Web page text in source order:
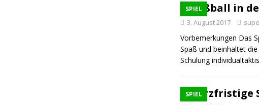
SPIEL
Fußball in
3. August 2017
Vorbemerkungen Das
Spaß und beinhaltet
Schulung
SPIEL
kurzfristige